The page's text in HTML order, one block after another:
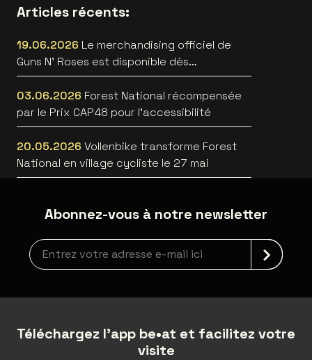
Articles récents:
19.06.2026 Le merchandising officiel de
Guns N’ Roses est disponible dès
maintenant
03.06.2026 Forest National récompensée
par le Prix CAP48 pour l’accessibilité
20.05.2026 Vollenbike transforme Forest
National en village cycliste le 27 mai
Abonnez-vous à notre newsletter
Inscription à la newsletter
Téléchargez l'app be•at et facilitez votre
visite